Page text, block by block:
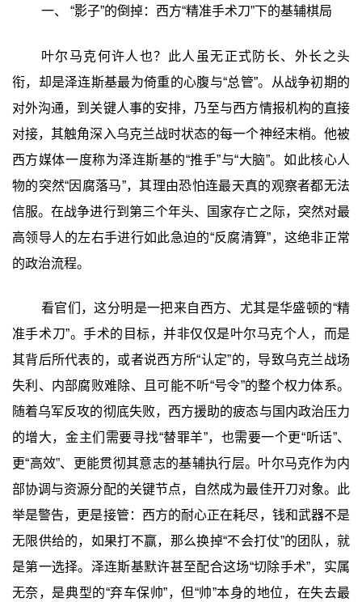
一、 “影子”的倒掉：西方“精准手术刀”下的基辅棋局
叶尔马克何许人也？此人虽无正式防长、外长之头
衔，却是泽连斯基最为倚重的心腹与“总管”。从战争初期的
对外沟通，到关键人事的安排，乃至与西方情报机构的直接
对接，其触角深入乌克兰战时状态的每一个神经末梢。他被
西方媒体一度称为泽连斯基的“推手”与“大脑”。如此核心人
物的突然“因腐落马”，其理由恐怕连最天真的观察者都无法
信服。在战争进行到第三个年头、国家存亡之际，突然对最
高领导人的左右手进行如此急迫的“反腐清算”，这绝非正常
的政治流程。
看官们，这分明是一把来自西方、尤其是华盛顿的“精
准手术刀”。手术的目标，并非仅仅是叶尔马克个人，而是
其背后所代表的，或者说西方所“认定”的，导致乌克兰战场
失利、内部腐败难除、且可能不听“号令”的整个权力体系。
随着乌军反攻的彻底失败，西方援助的疲态与国内政治压力
的增大，金主们需要寻找“替罪羊”，也需要一个更“听话”、
更“高效”、更能贯彻其意志的基辅执行层。叶尔马克作为内
部协调与资源分配的关键节点，自然成为最佳开刀对象。此
举是警告，更是接管：西方的耐心正在耗尽，钱和武器不是
无限供给的，如果打不赢，那么换掉“不会打仗”的团队，就
是第一选择。泽连斯基默许甚至配合这场“切除手术”，实属
无奈，是典型的“弃车保帅”，但“帅”本身的地位，在失去最